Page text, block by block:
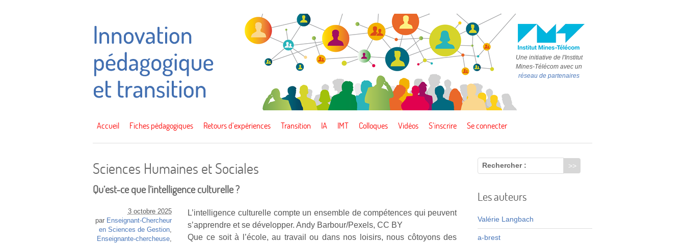
Une initiative de l'Institut
Mines-Télécom avec un
réseau de partenaires
Accueil Fiches pédagogiques Retours d’expériences Transition IA IMT Colloques Vidéos S’inscrire Se connecter
Sciences Humaines et Sociales
Qu’est-ce que l’intelligence culturelle ?
L’intelligence culturelle compte un ensemble de compétences qui peuvent
s’apprendre et se développer. Andy Barbour/Pexels, CC BY
Que ce soit à l’école, au travail ou dans nos loisirs, nous côtoyons des
3 octobre 2025
par Enseignant-Chercheur
en Sciences de Gestion,
Enseignante-chercheuse,
Rechercher :
Les auteurs
Valérie Langbach
a-brest